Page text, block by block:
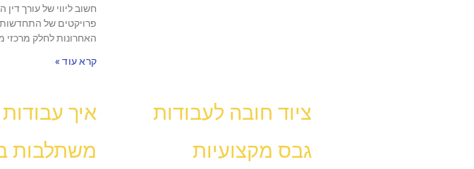
חשוב ליווי של עורך
פרויקטים של התחדשות
האחרונות לחלק מרכזי
קרא עוד »
ציוד חובה לעבודות
גבס מקצועיות
איך
משתלבות